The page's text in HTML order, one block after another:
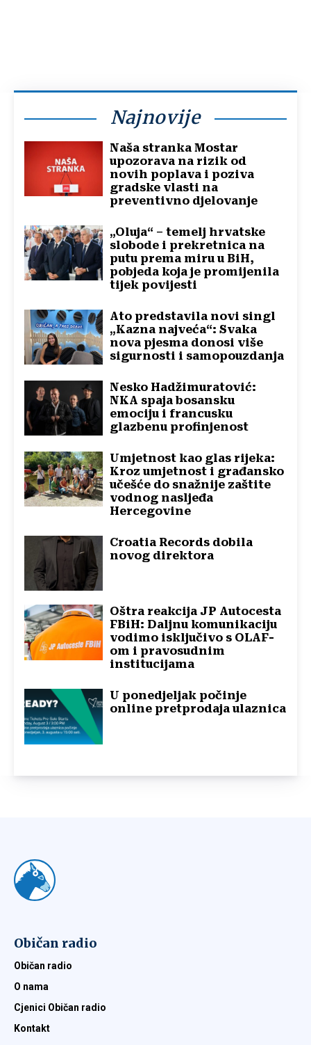
Najnovije
Naša stranka Mostar
upozorava na rizik od
novih poplava i poziva
gradske vlasti na
preventivno djelovanje
„Oluja“ – temelj hrvatske
slobode i prekretnica na
putu prema miru u BiH,
pobjeda koja je promijenila
tijek povijesti
Ato predstavila novi singl
„Kazna najveća“: Svaka
nova pjesma donosi više
sigurnosti i samopouzdanja
Nesko Hadžimuratović:
NKA spaja bosansku
emociju i francusku
glazbenu profinjenost
Umjetnost kao glas rijeka:
Kroz umjetnost i građansko
učešće do snažnije zaštite
vodnog nasljeđa
Hercegovine
Croatia Records dobila
novog direktora
Oštra reakcija JP Autocesta
FBiH: Daljnu komunikaciju
vodimo isključivo s OLAF-
om i pravosudnim
institucijama
U ponedjeljak počinje
online pretprodaja ulaznica
Običan radio
Običan radio
O nama
Cjenici Običan radio
Kontakt